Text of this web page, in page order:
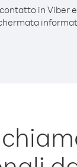
in Viber